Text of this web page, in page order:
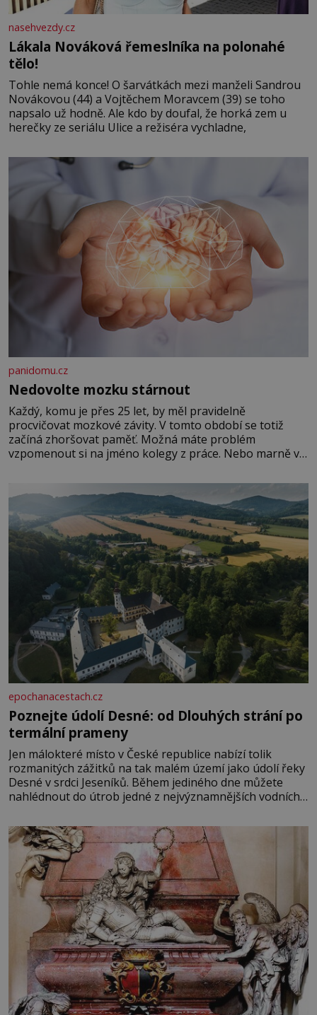
nasehvezdy.cz
Lákala Nováková řemeslníka na polonahé
tělo!
Tohle nemá konce! O šarvátkách mezi manželi Sandrou
Novákovou (44) a Vojtěchem Moravcem (39) se toho
napsalo už hodně. Ale kdo by doufal, že horká zem u
herečky ze seriálu Ulice a režiséra vychladne,
panidomu.cz
Nedovolte mozku stárnout
Každý, komu je přes 25 let, by měl pravidelně
procvičovat mozkové závity. V tomto období se totiž
začíná zhoršovat paměť. Možná máte problém
vzpomenout si na jméno kolegy z práce. Nebo marně v
Je to opravdu tak, s věkem jako kdyby se paměť
rozhodla stávkovat. Cvičte
epochanacestach.cz
Poznejte údolí Desné: od Dlouhých strání po
termální prameny
Jen málokteré místo v České republice nabízí tolik
rozmanitých zážitků na tak malém území jako údolí řeky
Desné v srdci Jeseníků. Během jediného dne můžete
nahlédnout do útrob jedné z nejvýznamnějších vodních
se na koloběžce a den zakončit poznáváním památek ve
Velkých Losinách nebo v termálním